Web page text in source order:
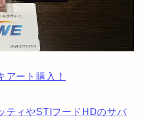
アート購入！
ティやSTIフードHDのサバ